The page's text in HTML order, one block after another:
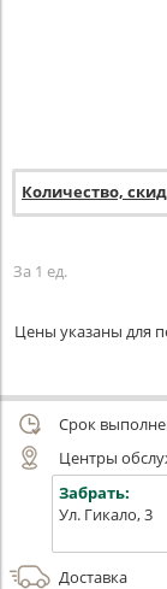
Количество,
За 1 ед.
Цены указаны для
Срок
Центры
Забрать:
Ул. Гикало, 3
Доставка